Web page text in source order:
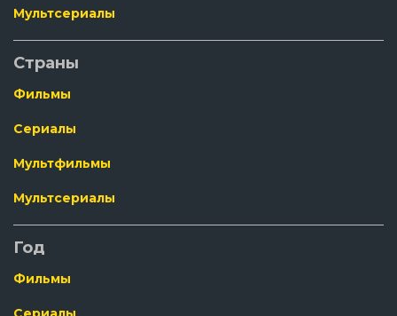
Мультсериалы
Страны
Фильмы
Сериалы
Мультфильмы
Мультсериалы
Год
Фильмы